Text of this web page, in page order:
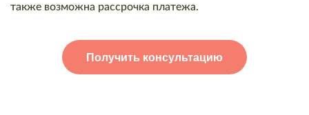
также возможна рассрочка платежа.
Получить консультацию